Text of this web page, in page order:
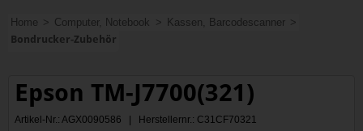
Home Computer, Notebook
Kassen, Barcodescanner
Bondrucker-Zubehör
Epson TM-J7700(321)
Artikel-Nr.: AGX0090586 | Herstellernr.: C31CF70321